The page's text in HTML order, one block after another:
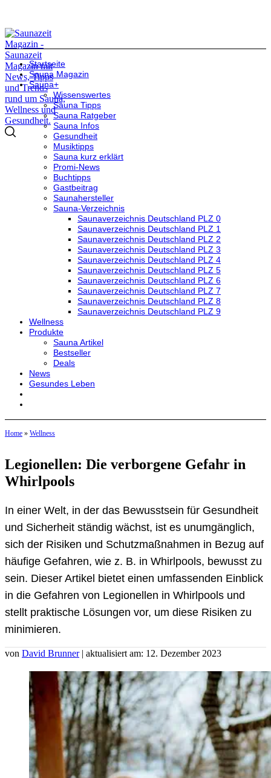
Startseite
Sauna Magazin
Sauna+
Wissenswertes
Sauna Tipps
Sauna Ratgeber
Sauna Infos
Gesundheit
Musiktipps
Sauna kurz erklärt
Promi-News
Buchtipps
Gastbeitrag
Saunahersteller
Sauna-Verzeichnis
Saunaverzeichnis Deutschland PLZ 0
Saunaverzeichnis Deutschland PLZ 1
Saunaverzeichnis Deutschland PLZ 2
Saunaverzeichnis Deutschland PLZ 3
Saunaverzeichnis Deutschland PLZ 4
Saunaverzeichnis Deutschland PLZ 5
Saunaverzeichnis Deutschland PLZ 6
Saunaverzeichnis Deutschland PLZ 7
Saunaverzeichnis Deutschland PLZ 8
Saunaverzeichnis Deutschland PLZ 9
Wellness
Produkte
Sauna Artikel
Bestseller
Deals
News
Gesundes Leben
Home » Wellness
Legionellen: Die verborgene Gefahr in
Whirlpools
In einer Welt, in der das Bewusstsein für Gesundheit
und Sicherheit ständig wächst, ist es unumgänglich,
sich der Risiken und Schutzmaßnahmen in Bezug auf
häufige Gefahren, wie z. B. in Whirlpools, bewusst zu
sein. Dieser Artikel bietet einen umfassenden Einblick
in die Gefahren von Legionellen in Whirlpools und
stellt praktische Lösungen vor, um diese Risiken zu
minimieren.
von David Brunner | aktualisiert am: 12. Dezember 2023